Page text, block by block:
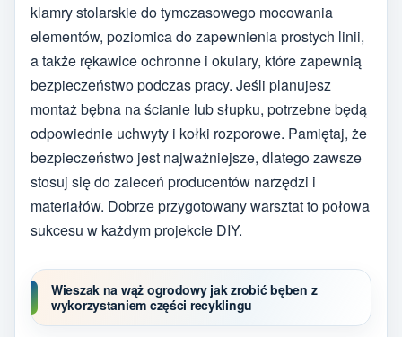
klamry stolarskie do tymczasowego mocowania
elementów, poziomica do zapewnienia prostych linii,
a także rękawice ochronne i okulary, które zapewnią
bezpieczeństwo podczas pracy. Jeśli planujesz
montaż bębna na ścianie lub słupku, potrzebne będą
odpowiednie uchwyty i kołki rozporowe. Pamiętaj, że
bezpieczeństwo jest najważniejsze, dlatego zawsze
stosuj się do zaleceń producentów narzędzi i
materiałów. Dobrze przygotowany warsztat to połowa
sukcesu w każdym projekcie DIY.
Wieszak na wąż ogrodowy jak zrobić bęben z
wykorzystaniem części recyklingu